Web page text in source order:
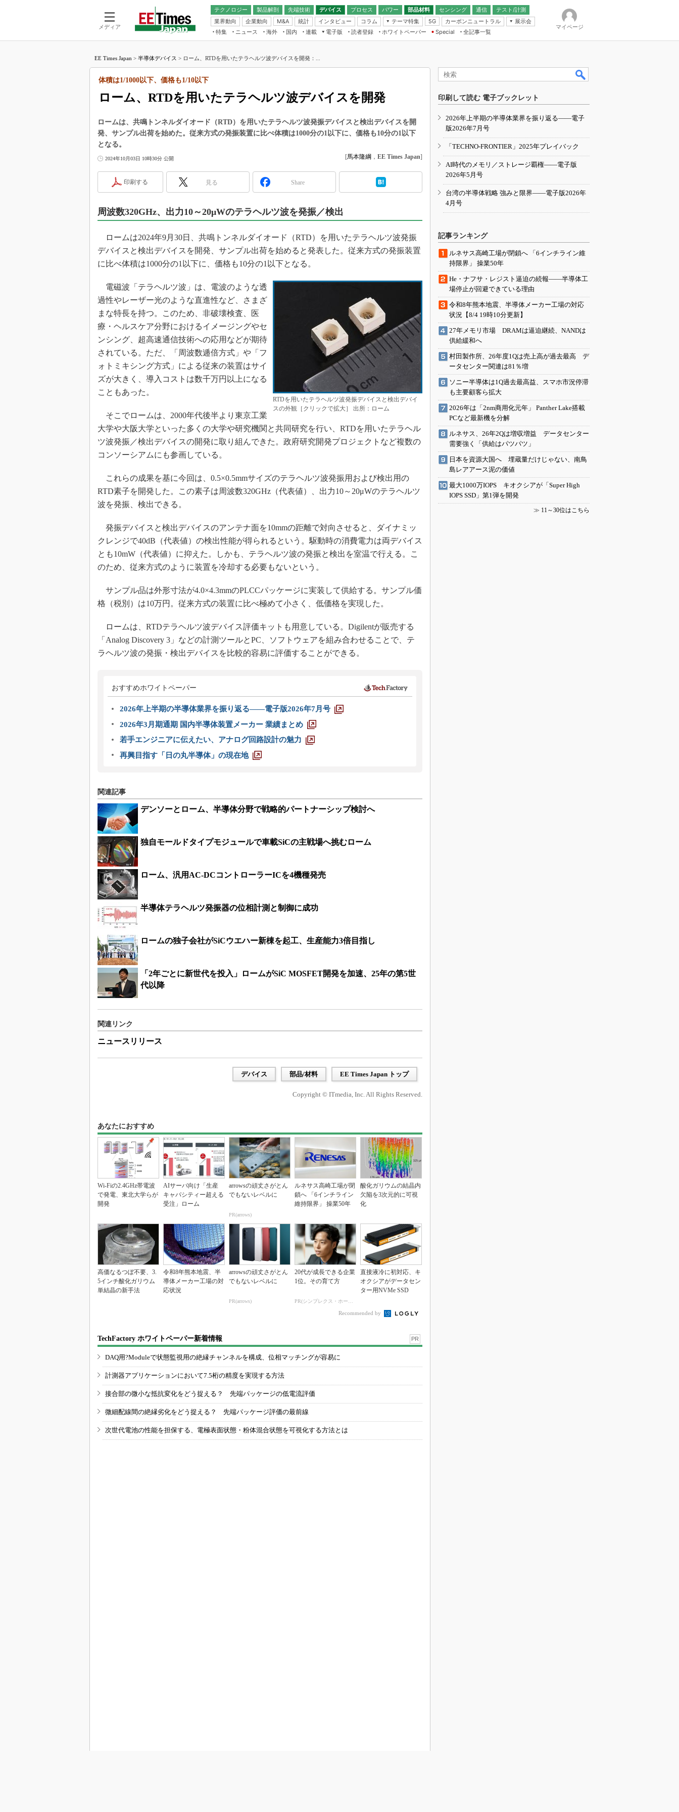
メディア
テクノロジー 製品解剖
先端技術
電池／エネルギー
デバイス
アナログ
マイコン
プロセス パワー 部品材料 センシング
通信
無線
テスト/計測
業界動向
企業動向 M&A 統計 インタビュー コラム
テーマ特集
フィジカルAI
読者調査（EE Times Research）
IoT
エレクトロニクス入門（EDN
5G カーボンニュートラル
展示会
IoT・エッジコンピューティング
EXPO
TECHNO-FRONTIER
人とくるま展
特集 ニュース 海外 国内
連載
福田昭のデバイス通信
湯之上隆のナノフォーカス
大山聡の業界スコープ
リタイア直前エンジニアの社会人大
学漂流記
この10年で起こったこと、次の10年
製品分解で探るアジアの新トレンド
“異端児エンジニア”が仕掛けた社内
改革、執念の180日
イノベーションは日本を救うのか
JASA発IoT通信
IHSアナリスト「未来展望」
「英語に愛されないエンジニア」の
ための新行動論
電子版
電子ブックレット
読者登録 ホワイトペーパー
Special
全記事一覧
マイページ
EE Times Japan > 半導体デバイス > ローム、RTDを用いたテラヘルツ波デバイスを開発：...
ローム、RTDを用いたテラヘルツ波デバイスを開発
体積は1/1000以下、価格も1/10以下
ロームは、共鳴トンネルダイオード（RTD）を用いたテラヘルツ波発振デバイスと検出デバイスを開
発、サンプル出荷を始めた。従来方式の発振装置に比べ体積は1000分の1以下に、価格も10分の1以下
となる。
2024年10月03日 10時30分 公開 [馬本隆綱 ， EE Times Japan]
印刷する 見る Share
周波数320GHz、出力10～20μWのテラヘルツ波を発振／検出
ロームは2024年9月30日、共鳴トンネルダイオード（RTD）を用いたテラヘルツ波発振
デバイスと検出デバイスを開発、サンプル出荷を始めると発表した。従来方式の発振装置
に比べ体積は1000分の1以下に、価格も10分の1以下となる。
RTDを用いたテラヘルツ波発振デバイスと検出デバイ
スの外観［クリックで拡大］ 出所：ローム
電磁波「テラヘルツ波」は、電波のような透
過性やレーザー光のような直進性など、さまざ
まな特長を持つ。このため、非破壊検査、医
療・ヘルスケア分野におけるイメージングやセ
ンシング、超高速通信技術への応用などが期待
されている。ただ、「周波数逓倍方式」や「フ
ォトミキシング方式」による従来の装置はサイ
ズが大きく、導入コストは数千万円以上になる
こともあった。
そこでロームは、2000年代後半より東京工業
大学や大阪大学といった多くの大学や研究機関と共同研究を行い、RTDを用いたテラヘル
ツ波発振／検出デバイスの開発に取り組んできた。政府研究開発プロジェクトなど複数の
コンソーシアムにも参画している。
これらの成果を基に今回は、0.5×0.5mmサイズのテラヘルツ波発振用および検出用の
RTD素子を開発した。この素子は周波数320GHz（代表値）、出力10～20μWのテラヘルツ
波を発振、検出できる。
発振デバイスと検出デバイスのアンテナ面を10mmの距離で対向させると、ダイナミッ
クレンジで40dB（代表値）の検出性能が得られるという。駆動時の消費電力は両デバイス
とも10mW（代表値）に抑えた。しかも、テラヘルツ波の発振と検出を室温で行える。こ
のため、従来方式のように装置を冷却する必要もないという。
サンプル品は外形寸法が4.0×4.3mmのPLCCパッケージに実装して供給する。サンプル価
格（税別）は10万円。従来方式の装置に比べ極めて小さく、低価格を実現した。
ロームは、RTDテラヘルツ波デバイス評価キットも用意している。Digilentが販売する
「Analog Discovery 3」などの計測ツールとPC、ソフトウェアを組み合わせることで、テ
ラヘルツ波の発振・検出デバイスを比較的容易に評価することができる。
おすすめホワイトペーパー
2026年上半期の半導体業界を振り返る――電子版2026年7月号
2026年3月期通期 国内半導体装置メーカー 業績まとめ
若手エンジニアに伝えたい、アナログ回路設計の魅力
再興目指す「日の丸半導体」の現在地
関連記事
デンソーとローム、半導体分野で戦略的パートナーシップ検討へ
独自モールドタイプモジュールで車載SiCの主戦場へ挑むローム
ローム、汎用AC-DCコントローラーICを4機種発売
半導体テラヘルツ発振器の位相計測と制御に成功
ロームの独子会社がSiCウエハー新棟を起工、生産能力3倍目指し
「2年ごとに新世代を投入」ロームがSiC MOSFET開発を加速、25年の第5世
代以降
関連リンク
ニュースリリース
デバイス 部品/材料 EE Times Japan トップ
Copyright © ITmedia, Inc. All Rights Reserved.
あなたにおすすめ
Wi-Fiの2.4GHz帯電波
で発電、東北大学らが
開発
AIサーバ向け「生産
キャパシティー超える
受注」ローム
arrowsの頑丈さがとん
でもないレベルに
PR(arrows)
ルネサス高崎工場が閉
鎖へ 「6インチライン
維持限界」 操業50年
酸化ガリウムの結晶内
欠陥を3次元的に可視
化
高価なるつぼ不要、3.
5インチ酸化ガリウム
単結晶の新手法
令和8年熊本地震、半
導体メーカー工場の対
応状況
arrowsの頑丈さがとん
でもないレベルに
PR(arrows)
20代が成長できる企業
1位。その育て方
PR(シンプレクス・ホールディングス)
直接液冷に初対応、キ
オクシアがデータセン
ター用NVMe SSD
Recommended by
TechFactory ホワイトペーパー新着情報 PR
DAQ用?Moduleで状態監視用の絶縁チャンネルを構成、位相マッチングが容易に
計測器アプリケーションにおいて7.5桁の精度を実現する方法
接合部の微小な抵抗変化をどう捉える？ 先端パッケージの低電流評価
微細配線間の絶縁劣化をどう捉える？ 先端パッケージ評価の最前線
次世代電池の性能を担保する、電極表面状態・粉体混合状態を可視化する方法とは
印刷して読む 電子ブックレット
2026年上半期の半導体業界を振り返る――電子
版2026年7月号
「TECHNO-FRONTIER」2025年プレイバック
AI時代のメモリ／ストレージ覇権――電子版
2026年5月号
台湾の半導体戦略 強みと限界――電子版2026年
4月号
記事ランキング
ルネサス高崎工場が閉鎖へ 「6インチライン維
持限界」 操業50年
He・ナフサ・レジスト逼迫の続報――半導体工
場停止が回避できている理由
令和8年熊本地震、半導体メーカー工場の対応
状況【8/4 19時10分更新】
27年メモリ市場 DRAMは逼迫継続、NANDは
供給緩和へ
村田製作所、26年度1Qは売上高が過去最高 デ
ータセンター関連は81％増
ソニー半導体は1Q過去最高益、スマホ市況停滞
も主要顧客ら拡大
2026年は「2nm商用化元年」 Panther Lake搭載
PCなど最新機を分解
ルネサス、26年2Qは増収増益 データセンター
需要強く「供給はパツパツ」
日本を資源大国へ 埋蔵量だけじゃない、南鳥
島レアアース泥の価値
最大1000万IOPS キオクシアが「Super High
IOPS SSD」第1弾を開発
≫ 11～30位はこちら